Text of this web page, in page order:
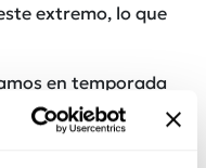
extremo, lo que
en temporada
el reversón
medio en el